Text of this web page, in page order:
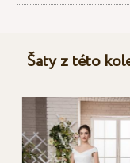
Šaty z této